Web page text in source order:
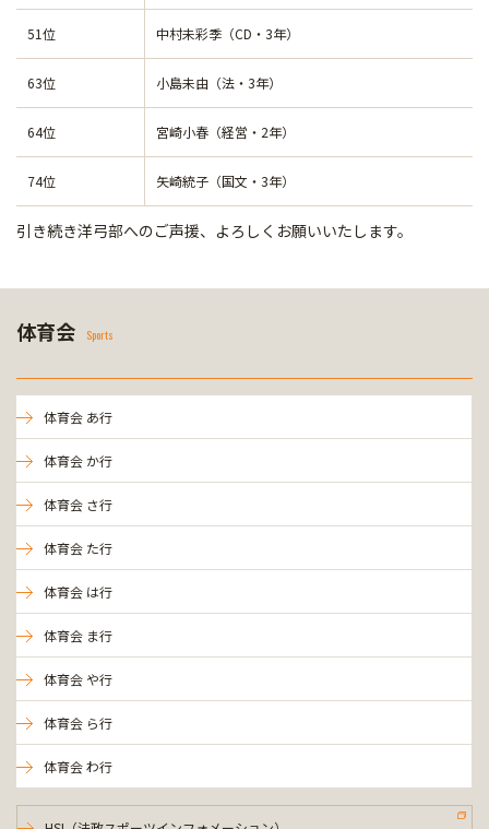
51位 中村未彩季（CD・3年）
63位 小島未由（法・3年）
64位 宮崎小春（経営・2年）
74位 矢崎統子（国文・3年）
引き続き洋弓部へのご声援、よろしくお願いいたします。
体育会 Sports
体育会 あ行
体育会 か行
体育会 さ行
体育会 た行
体育会 は行
体育会 ま行
体育会 や行
体育会 ら行
体育会 わ行